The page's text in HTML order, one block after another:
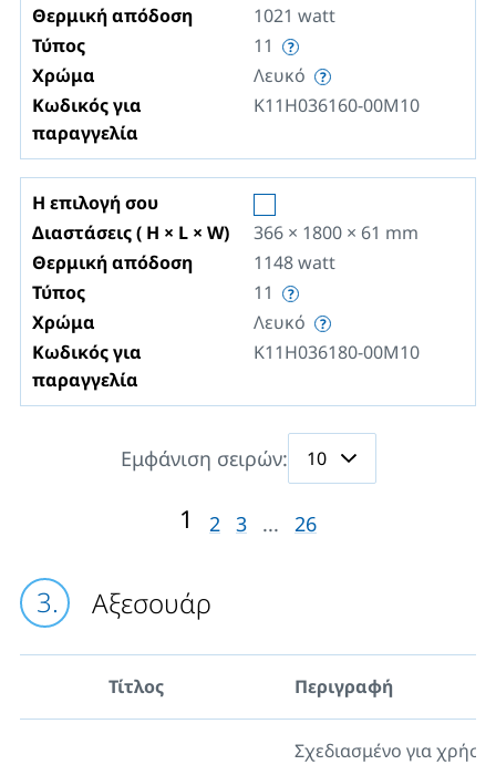
Θερμική απόδοση
1021 watt
Τύπος
11
Χρώμα
Λευκό
Κωδικός για
παραγγελία
K11H036160-00M10
Η επιλογή σου
Διαστάσεις ( H × L × W)
366 × 1800 × 61 mm
Θερμική απόδοση
1148watt
Τύπος
11
Χρώμα
Λευκό
Κωδικός για
παραγγελία
K11H036180-00M10
Εμφάνιση σειρών:
1 2 3 ... 26
Αξεσουάρ
Τίτλος Περιγραφή
Σχεδιασμένο για